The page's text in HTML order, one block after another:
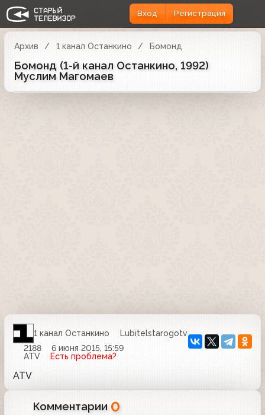
Вход Регистрация
Архив 1 канал Останкино Бомонд
Бомонд (1-й канал Останкино, 1992)
Муслим Магомаев
1 канал Останкино
Lubitelstarogotv
2188
6 июня 2015, 15:59
ATV
Есть проблема?
ATV
Комментарии 0